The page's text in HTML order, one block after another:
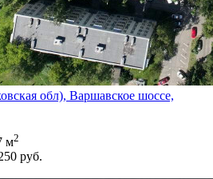
обл), Варшавское шоссе,
м2
руб.